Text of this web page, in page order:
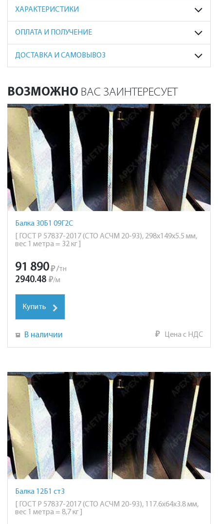
ХАРАКТЕРИСТИКИ
ОПЛАТА И ПОЛУЧЕНИЕ
ДОСТАВКА И САМОВЫВОЗ
ВОЗМОЖНО ВАС ЗАИНТЕРЕСУЕТ
Балка 30Б1 09Г2С
[ ГОСТ Р 57837-2017 (СТО АСЧМ 20-93), 298х149х5.5 мм,
вес 1 метра = 32 кг ]
91 890₽ /тн
2940.48 ₽/м
Купить
В наличии ₽ Цена с НДС
Балка 12Б1 ст3
[ ГОСТ Р 57837-2017 (СТО АСЧМ 20-93), 117.6х64х3.8 мм,
вес 1 метра = 8,7 кг ]